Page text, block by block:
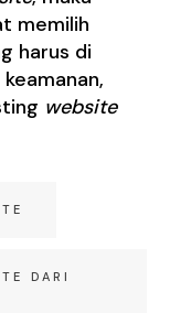
memilih
harus di
website
DARI